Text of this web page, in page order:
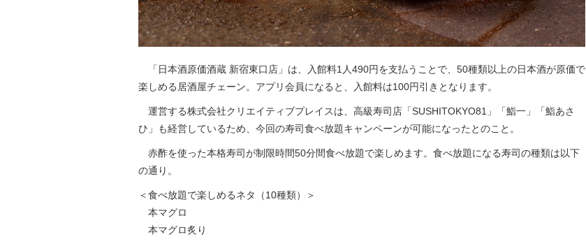
「日本酒原価酒蔵 新宿東口店」は、入館料1人490円を支払うことで、50種類以上の日本酒が原価で
楽しめる居酒屋チェーン。アプリ会員になると、入館料は100円引きとなります。
運営する株式会社クリエイティブプレイスは、高級寿司店「SUSHITOKYO81」「鮨一」「鮨あさ
ひ」も経営しているため、今回の寿司食べ放題キャンペーンが可能になったとのこと。
赤酢を使った本格寿司が制限時間50分間食べ放題で楽しめます。食べ放題になる寿司の種類は以下
の通り。
＜食べ放題で楽しめるネタ（10種類）＞
本マグロ
本マグロ炙り